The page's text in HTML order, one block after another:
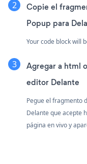
Copie el
Popup para
Your code block will
Agregar a html
editor Delante
Pegue el fragmento
Delante que acepte
página en vivo y